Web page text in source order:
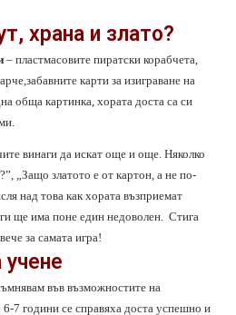
храна и злато?
– пластмасовите пиратски корабчета,
карти за изиграване на
обща картинка, хората доста са си
винаги да искат още и още. Няколко
„Защо златото е от картон, а не по-
над това как хората възприемат
ще има поне един недоволен. Стига
за самата игра!
във възможностите на
7 години се справяха доста успешно и